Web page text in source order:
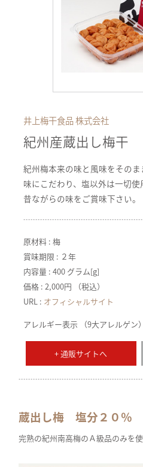
井上梅干食品 株式会社
紀州産蔵出し梅干
紀州梅本来の味と風味をそのま
味にこだわり、塩以外は一切使
昔ながらの味をご賞味下さい。
原材料 : 梅
賞味期限 : ２年
内容量 : 400 グラム[g]
価格 : 2,000円 （税込）
URL : オフィシャルサイト
アレルギー表示 （9大アレルゲン
+ 通販サイトへ
蔵出し梅 塩分２０％
完熟の紀州南高梅のＡ級品のみを使